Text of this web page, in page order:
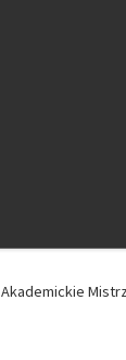
Akademickie